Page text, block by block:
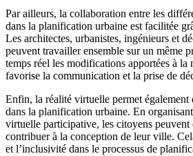
Par ailleurs, la collaboration entre les
dans la planification urbaine est facilitée
Les architectes, urbanistes, ingénieurs et
peuvent travailler ensemble sur un même
temps réel les modifications apportées à la
favorise la communication et la prise de
Enfin, la réalité virtuelle permet également
dans la planification urbaine. En
virtuelle participative, les citoyens peuvent
contribuer à la conception de leur ville.
et l’inclusivité dans le processus de